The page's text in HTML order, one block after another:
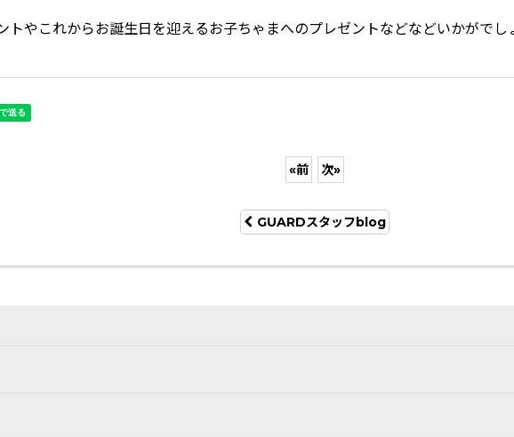
トやこれからお誕生日を迎えるお子ちゃまへのプレゼントなどなどいかがでし
«前 次»
GUARDスタッフblog